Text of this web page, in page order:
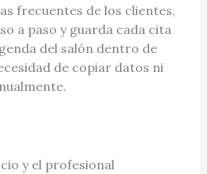
frecuentes de los clientes,
a paso y guarda cada cita
del salón dentro de
de copiar datos ni
y el profesional